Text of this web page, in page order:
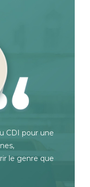
CDI pour une
le genre que